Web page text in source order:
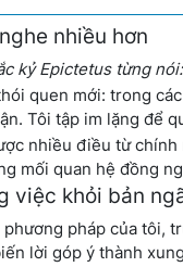
nhiều hơn
kỷ Epictetus từng
quen mới: trong
Tôi tập im lặng để
nhiều điều từ
mối quan hệ đồng
việc khỏi bản
pháp của tôi,
lời góp ý thành